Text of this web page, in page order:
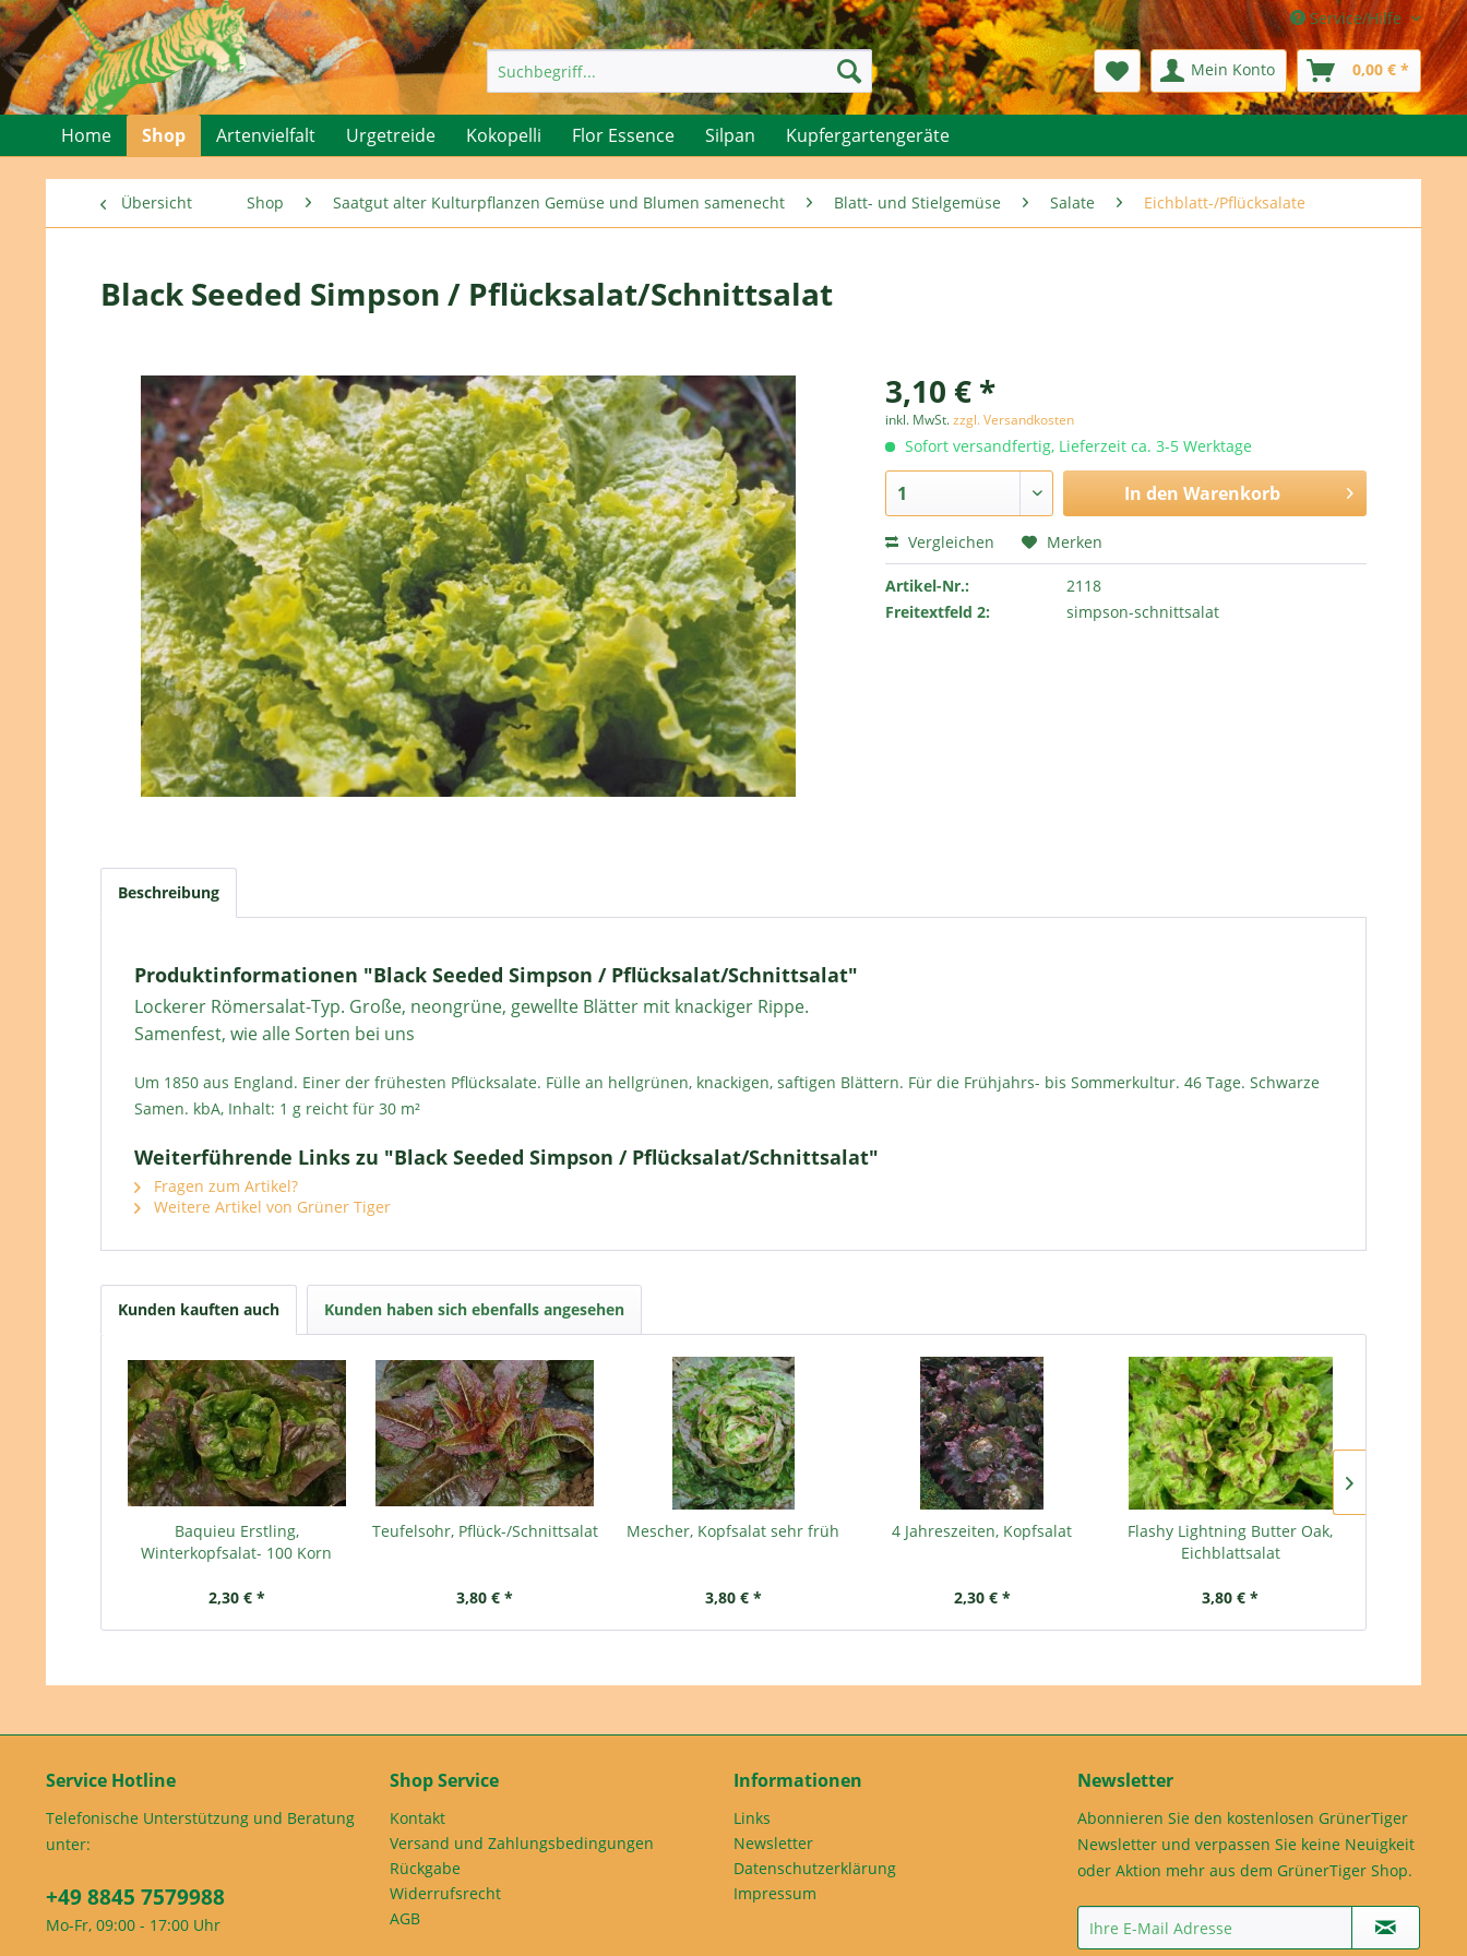
Service/Hilfe
Mein Konto 0,00 € *
Home Shop Artenvielfalt Urgetreide Kokopelli Flor Essence Silpan Kupfergartengeräte
Übersicht Shop Saatgut alter Kulturpflanzen Gemüse und Blumen samenecht Blatt- und Stielgemüse Salate Eichblatt-/Pflücksalate
Black Seeded Simpson / Pflücksalat/Schnittsalat
3,10 € *
inkl. MwSt.zzgl. Versandkosten
Sofort versandfertig, Lieferzeit ca. 3-5 Werktage
In den Warenkorb
Vergleichen Merken
Artikel-Nr.:
2118
Freitextfeld 2:
simpson-schnittsalat
Beschreibung
Produktinformationen "Black Seeded Simpson / Pflücksalat/Schnittsalat"
Lockerer Römersalat-Typ. Große, neongrüne, gewellte Blätter mit knackiger Rippe.
Samenfest, wie alle Sorten bei uns
Um 1850 aus England. Einer der frühesten Pflücksalate. Fülle an hellgrünen, knackigen, saftigen Blättern. Für die Frühjahrs- bis Sommerkultur. 46 Tage. Schwarze
Samen. kbA, Inhalt: 1 g reicht für 30 m²
Weiterführende Links zu "Black Seeded Simpson / Pflücksalat/Schnittsalat"
Fragen zum Artikel?
Weitere Artikel von Grüner Tiger
Kunden kauften auch Kunden haben sich ebenfalls angesehen
Baquieu Erstling,
Winterkopfsalat- 100 Korn
2,30 € *
Teufelsohr, Pflück-/Schnittsalat
3,80 € *
Mescher, Kopfsalat sehr früh
3,80 € *
4 Jahreszeiten, Kopfsalat
2,30 € *
Flashy Lightning Butter Oak,
Eichblattsalat
3,80 € *
Service Hotline
Telefonische Unterstützung und Beratung
unter:
+49 8845 7579988
Mo-Fr, 09:00 - 17:00 Uhr
Shop Service
Kontakt
Versand und Zahlungsbedingungen
Rückgabe
Widerrufsrecht
AGB
Informationen
Links
Newsletter
Datenschutzerklärung
Impressum
Newsletter
Abonnieren Sie den kostenlosen GrünerTiger
Newsletter und verpassen Sie keine Neuigkeit
oder Aktion mehr aus dem GrünerTiger Shop.